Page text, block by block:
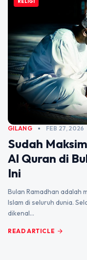
GILANG FEB 27, 2026
Sudah
Al Quran di
Ini
Bulan Ramadhan adalah
Islam di seluruh dunia.
dikenal…
READ ARTICLE arrow_forward